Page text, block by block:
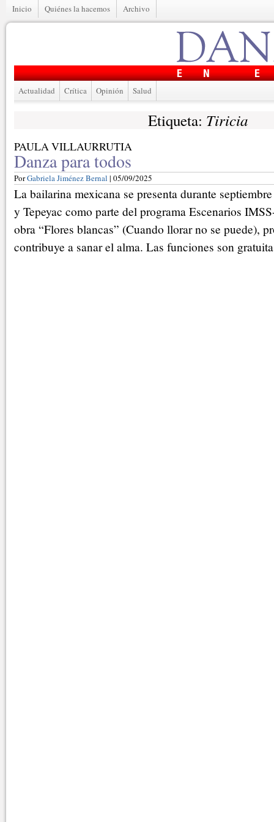
Inicio Quiénes la hacemos Archivo
Actualidad Crítica Opinión Salud
Etiqueta: Tiricia
PAULA VILLAURRUTIA
Danza para todos
PorGabriela Jiménez Bernal | 05/09/2025
La bailarina mexicana se presenta durante
y Tepeyac como parte del programa Escenarios
obra “Flores blancas” (Cuando llorar no se puede),
contribuye a sanar el alma. Las funciones son